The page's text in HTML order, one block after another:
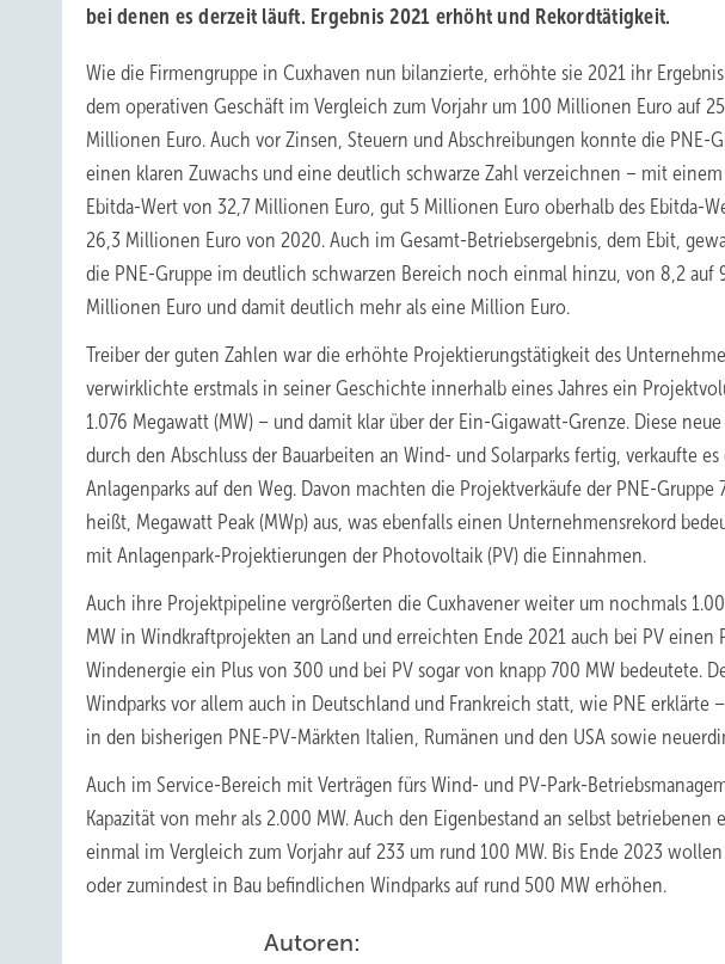
bei denen es derzeit läuft. Ergebnis 2021 erhöht und Rekordtätigkeit.
Wie die Firmengruppe in Cuxhaven nun bilanzierte, erhöhte sie 2021 ihr Ergebnis
dem operativen Geschäft im Vergleich zum Vorjahr um 100 Millionen Euro auf
Millionen Euro. Auch vor Zinsen, Steuern und Abschreibungen konnte die PNE-
einen klaren Zuwachs und eine deutlich schwarze Zahl verzeichnen – mit einem
Ebitda-Wert von 32,7 Millionen Euro, gut 5 Millionen Euro oberhalb des Ebitda-
26,3 Millionen Euro von 2020. Auch im Gesamt-Betriebsergebnis, dem Ebit,
die PNE-Gruppe im deutlich schwarzen Bereich noch einmal hinzu, von 8,2 auf
Millionen Euro und damit deutlich mehr als eine Million Euro.
Treiber der guten Zahlen war die erhöhte Projektierungstätigkeit des
verwirklichte erstmals in seiner Geschichte innerhalb eines Jahres ein
1.076 Megawatt (MW) – und damit klar über der Ein-Gigawatt-Grenze. Diese
durch den Abschluss der Bauarbeiten an Wind- und Solarparks fertig, verkaufte
Anlagenparks auf den Weg. Davon machten die Projektverkäufe der PNE-
heißt, Megawatt Peak (MWp) aus, was ebenfalls einen Unternehmensrekord
mit Anlagenpark-Projektierungen der Photovoltaik (PV) die Einnahmen.
Auch ihre Projektpipeline vergrößerten die Cuxhavener weiter um nochmals
MW in Windkraftprojekten an Land und erreichten Ende 2021 auch bei PV einen
Windenergie ein Plus von 300 und bei PV sogar von knapp 700 MW bedeutete.
Windparks vor allem auch in Deutschland und Frankreich statt, wie PNE erklärte
in den bisherigen PNE-PV-Märkten Italien, Rumänen und den USA sowie
Auch im Service-Bereich mit Verträgen fürs Wind- und PV-Park-
Kapazität von mehr als 2.000 MW. Auch den Eigenbestand an selbst
einmal im Vergleich zum Vorjahr auf 233 um rund 100 MW. Bis Ende 2023
oder zumindest in Bau befindlichen Windparks auf rund 500 MW erhöhen.
Autoren: